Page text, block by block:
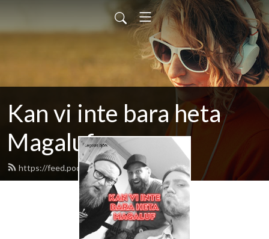
Kan vi inte bara heta
Magaluf
https://feed.podbean.com/kvibhm/feed.xml